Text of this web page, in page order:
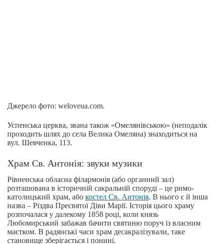
Джерело фото: weloveua.com.
Успенська церква, звана також «Омелянівською» (неподалік
проходить шлях до села Велика Омеляна) знаходиться на
вул. Шевченка, 113.
Храм Св. Антонія: звуки музики
Рівненська обласна філармонія (або органний зал)
розташована в історичній сакральній споруді – це римо-
католицький храм, або костел Св. Антонія. В нього є й інша
назва – Різдва Пресвятої Діви Марії. Історія цього храму
розпочалася у далекому 1858 році, коли князь
Любомирський забажав бачити святиню поруч із власним
маєтком. В радянські часи храм десакралізували, таке
становище зберігається і понині.